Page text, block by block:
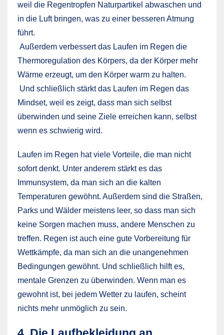
weil die Regentropfen Naturpartikel abwaschen und
in die Luft bringen, was zu einer besseren Atmung
führt.
Außerdem verbessert das Laufen im Regen die
Thermoregulation des Körpers, da der Körper mehr
Wärme erzeugt, um den Körper warm zu halten.
Und schließlich stärkt das Laufen im Regen das
Mindset, weil es zeigt, dass man sich selbst
überwinden und seine Ziele erreichen kann, selbst
wenn es schwierig wird.
Laufen im Regen hat viele Vorteile, die man nicht
sofort denkt. Unter anderem stärkt es das
Immunsystem, da man sich an die kalten
Temperaturen gewöhnt. Außerdem sind die Straßen,
Parks und Wälder meistens leer, so dass man sich
keine Sorgen machen muss, andere Menschen zu
treffen. Regen ist auch eine gute Vorbereitung für
Wettkämpfe, da man sich an die unangenehmen
Bedingungen gewöhnt. Und schließlich hilft es,
mentale Grenzen zu überwinden. Wenn man es
gewohnt ist, bei jedem Wetter zu laufen, scheint
nichts mehr unmöglich zu sein.